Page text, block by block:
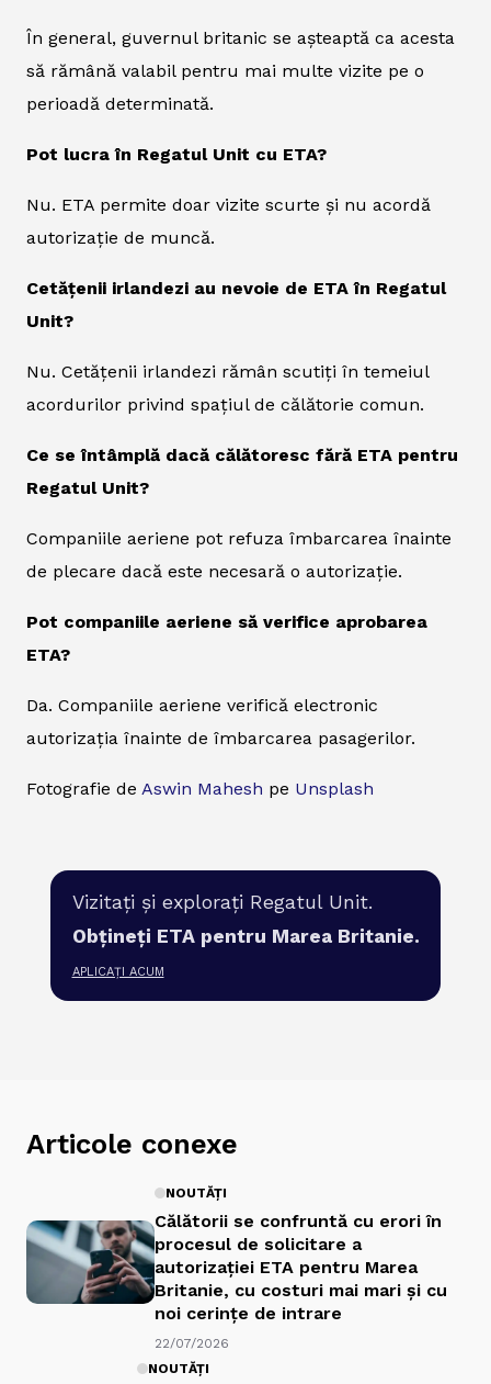
În general, guvernul britanic se așteaptă ca acesta
să rămână valabil pentru mai multe vizite pe o
perioadă determinată.
Pot lucra în Regatul Unit cu ETA?
Nu. ETA permite doar vizite scurte și nu acordă
autorizație de muncă.
Cetățenii irlandezi au nevoie de ETA în Regatul
Unit?
Nu. Cetățenii irlandezi rămân scutiți în temeiul
acordurilor privind spațiul de călătorie comun.
Ce se întâmplă dacă călătoresc fără ETA pentru
Regatul Unit?
Companiile aeriene pot refuza îmbarcarea înainte
de plecare dacă este necesară o autorizație.
Pot companiile aeriene să verifice aprobarea
ETA?
Da. Companiile aeriene verifică electronic
autorizația înainte de îmbarcarea pasagerilor.
Fotografie de Aswin Mahesh pe Unsplash
Vizitați și explorați Regatul Unit.
Obțineți ETA pentru Marea Britanie.
APLICAȚI ACUM
Articole conexe
NOUTĂȚI
Călătorii se confruntă cu erori în
procesul de solicitare a
autorizației ETA pentru Marea
Britanie, cu costuri mai mari și cu
noi cerințe de intrare
22/07/2026
NOUTĂȚI